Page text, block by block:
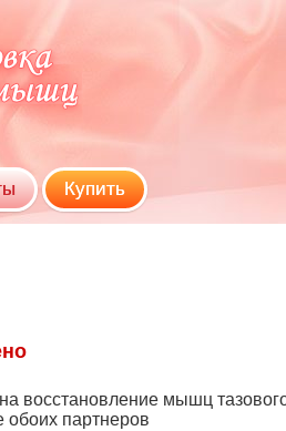
Купить
восстановление мышц
обоих партнеров